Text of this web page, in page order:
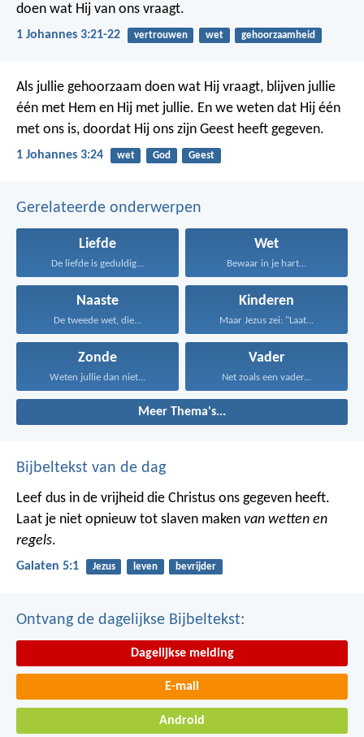
doen wat Hij van ons vraagt.
1 Johannes 3:21-22 vertrouwen wet gehoorzaamheid
Als jullie gehoorzaam doen wat Hij vraagt, blijven jullie
één met Hem en Hij met jullie. En we weten dat Hij één
met ons is, doordat Hij ons zijn Geest heeft gegeven.
1 Johannes 3:24 wet God Geest
Gerelateerde onderwerpen
Liefde
De liefde is geduldig...
Wet
Bewaar in je hart...
Naaste
De tweede wet, die...
Kinderen
Maar Jezus zei: "Laat...
Zonde
Weten jullie dan niet...
Vader
Net zoals een vader...
Meer Thema's...
Bijbeltekst van de dag
Leef dus in de vrijheid die Christus ons gegeven heeft.
Laat je niet opnieuw tot slaven maken van wetten en
regels.
Galaten 5:1 Jezus leven bevrijder
Ontvang de dagelijkse Bijbeltekst:
Dagelijkse melding
E-mail
Android